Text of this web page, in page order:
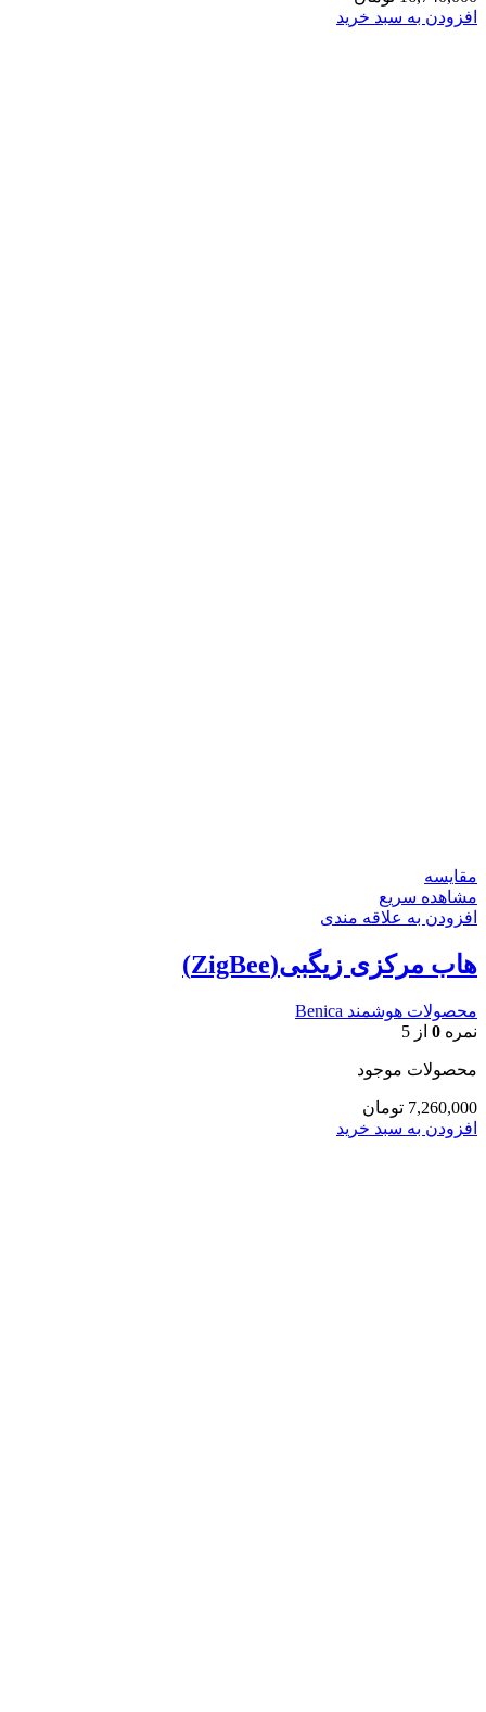
افزودن به سبد خرید
مقایسه
مشاهده سریع
افزودن به علاقه مندی
هاب مرکزی زیگبی(ZigBee)
محصولات هوشمند Benica
نمره 0 از 5
محصولات موجود
7,260,000 تومان
افزودن به سبد خرید